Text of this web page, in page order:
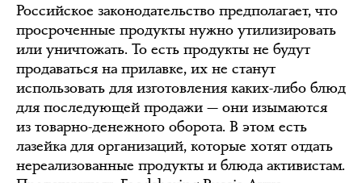
Российское законодательство предполагает, что
просроченные продукты нужно утилизировать
или уничтожать. То есть продукты не будут
продаваться на прилавке, их не станут
использовать для изготовления каких-либо блюд
для последующей продажи — они изымаются
из товарно-денежного оборота. В этом есть
лазейка для организаций, которые хотят отдать
нереализованные продукты и блюда активистам.